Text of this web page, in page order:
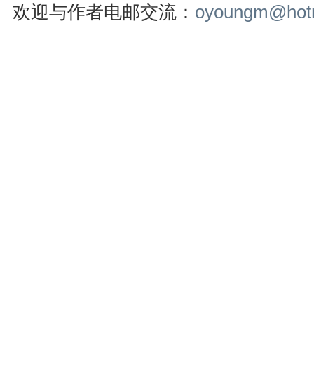
欢迎与作者电邮交流：